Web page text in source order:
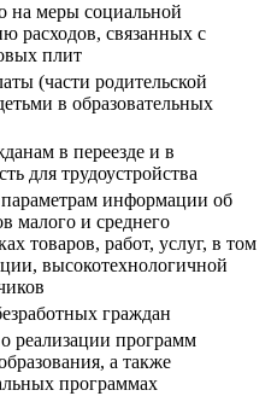
на меры социальной
расходов, связанных с
плит
(части родительской
в образовательных
в переезде и в
для трудоустройства
информации об
малого и среднего
товаров, работ, услуг, в том
высокотехнологичной
граждан
реализации программ
а также
программах